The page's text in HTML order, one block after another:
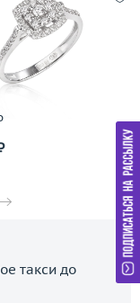
такси до